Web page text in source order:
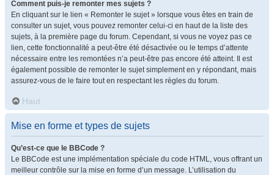
Comment puis-je remonter mes sujets ?
En cliquant sur le lien « Remonter le sujet » lorsque vous êtes en train de
consulter un sujet, vous pouvez remonter celui-ci en haut de la liste des
sujets, à la première page du forum. Cependant, si vous ne voyez pas ce
lien, cette fonctionnalité a peut-être été désactivée ou le temps d’attente
nécessaire entre les remontées n’a peut-être pas encore été atteint. Il est
également possible de remonter le sujet simplement en y répondant, mais
assurez-vous de le faire tout en respectant les règles du forum.
Haut
Mise en forme et types de sujets
Qu’est-ce que le BBCode ?
Le BBCode est une implémentation spéciale du code HTML, vous offrant un
meilleur contrôle sur la mise en forme d’un message. L’utilisation du